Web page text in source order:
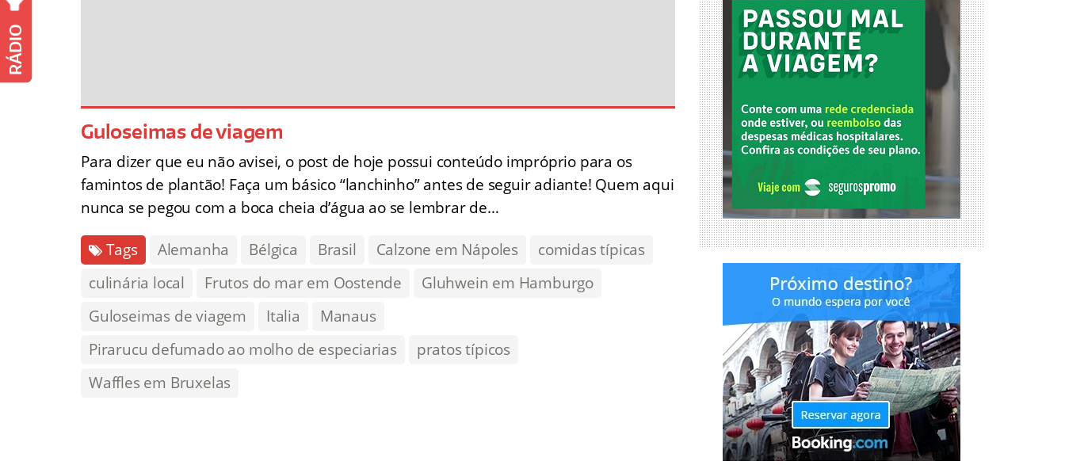
Guloseimas de viagem
Para dizer que eu não avisei, o post de hoje possui conteúdo impróprio para os
famintos de plantão! Faça um básico “lanchinho” antes de seguir adiante! Quem aqui
nunca se pegou com a boca cheia d’água ao se lembrar de…
Tags Alemanha Bélgica Brasil Calzone em Nápoles
comidas típicas
culinária local
Frutos do mar em Oostende
Gluhwein em Hamburgo
Guloseimas de viagem
Italia
Manaus
Pirarucu defumado ao molho de especiarias
pratos típicos
Waffles em Bruxelas
RÁDIO